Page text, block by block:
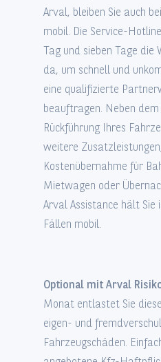
Arval, bleiben Sie auch
mobil. Die Service-
Tag und sieben Tage die
da, um schnell und
eine qualifizierte
beauftragen. Neben
Rückführung Ihres
weitere
Kostenübernahme für
Mietwagen oder
Arval Assistance hält Sie
Fällen mobil.
Optional mit Arval
Monat entlastet Sie
eigen- und
Fahrzeugschäden.